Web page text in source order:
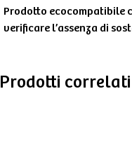
Prodotto ecocompatibile
verificare l’assenza di
Prodotti correlati